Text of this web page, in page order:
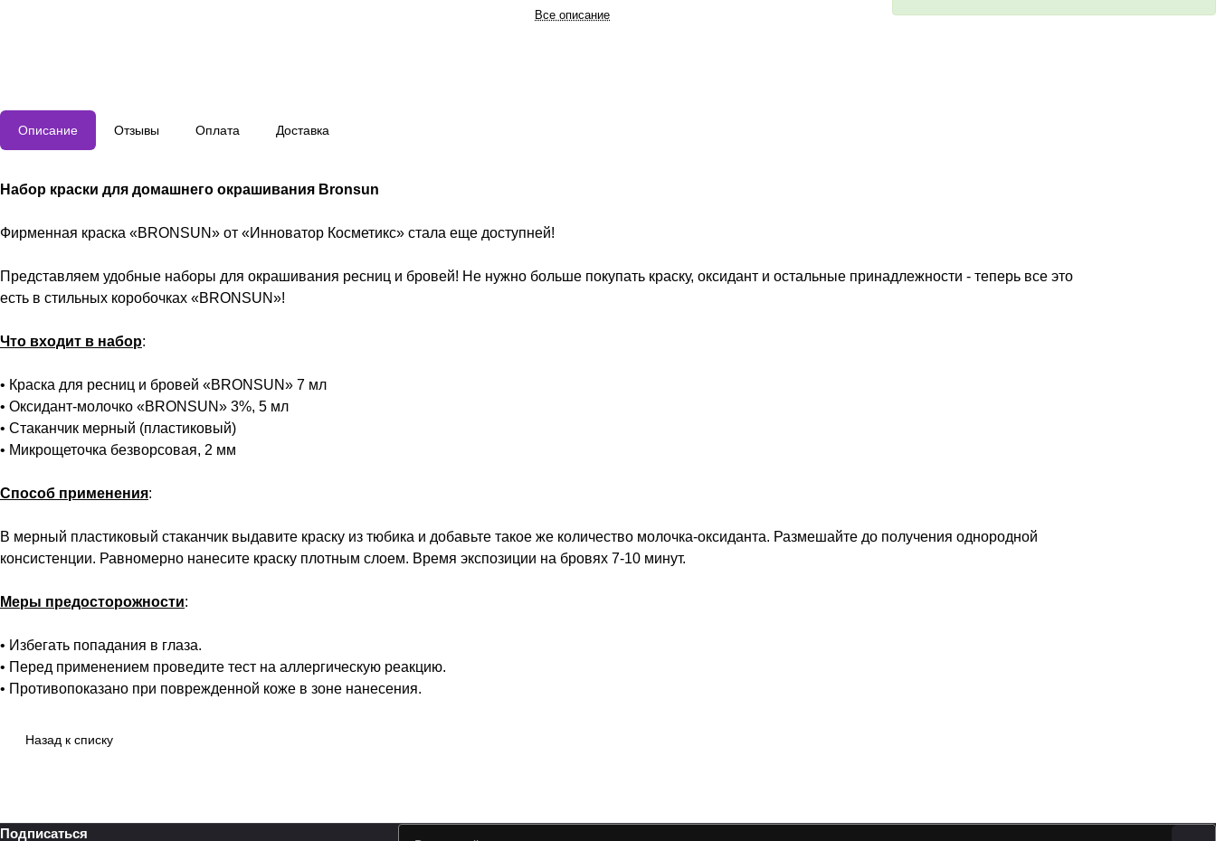
попадания в глаза и предварительно проверив на аллергию.
Противопоказано при поврежденной коже.
Все описание
Описание Отзывы Оплата Доставка
Набор краски для домашнего окрашивания Bronsun
Фирменная краска «BRONSUN» от «Инноватор Косметикс» стала еще доступней!
Представляем удобные наборы для окрашивания ресниц и бровей! Не нужно больше покупать краску, оксидант и остальные принадлежности - теперь все это
есть в стильных коробочках «BRONSUN»!
Что входит в набор:
• Краска для ресниц и бровей «BRONSUN» 7 мл
• Оксидант-молочко «BRONSUN» 3%, 5 мл
• Стаканчик мерный (пластиковый)
• Микрощеточка безворсовая, 2 мм
Способ применения:
В мерный пластиковый стаканчик выдавите краску из тюбика и добавьте такое же количество молочка-оксиданта. Размешайте до получения однородной
консистенции. Равномерно нанесите краску плотным слоем. Время экспозиции на бровях 7-10 минут.
Меры предосторожности:
• Избегать попадания в глаза.
• Перед применением проведите тест на аллергическую реакцию.
• Противопоказано при поврежденной коже в зоне нанесения.
Назад к списку
Подписаться